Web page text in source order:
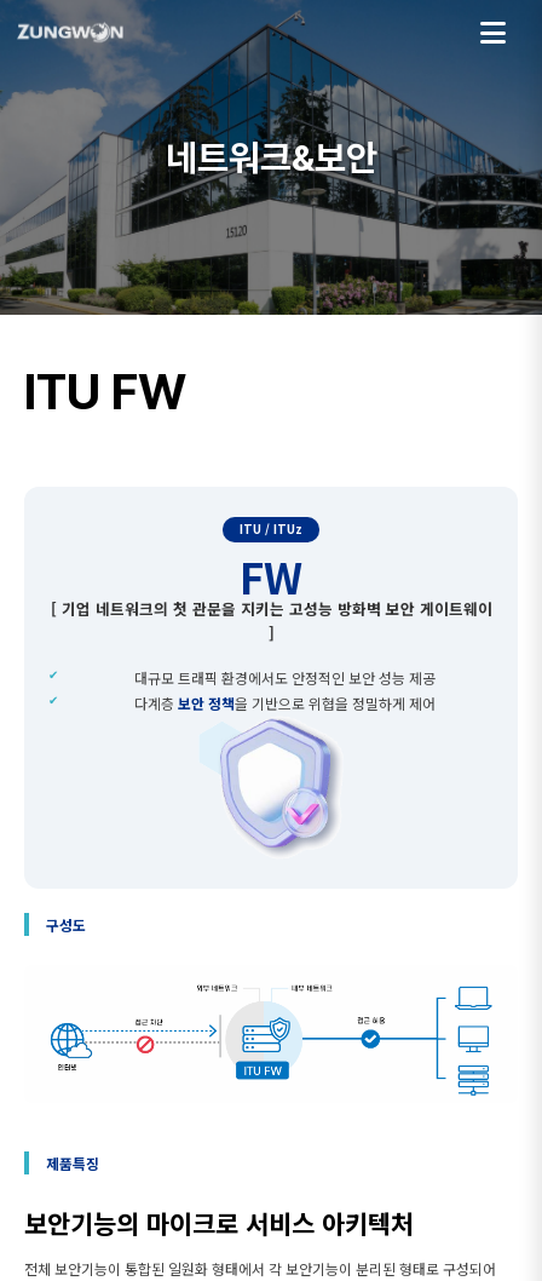
네트워크&보안
ITU FW
ITU / ITUz
FW
[ 기업 네트워크의 첫 관문을 지키는 고성능 방화벽 보안 게이트웨이
]
대규모 트래픽 환경에서도 안정적인 보안 성능 제공
다계층 보안 정책을 기반으로 위협을 정밀하게 제어
구성도
제품특징
보안기능의 마이크로 서비스 아키텍처
전체 보안기능이 통합된 일원화 형태에서 각 보안기능이 분리된 형태로 구성되어